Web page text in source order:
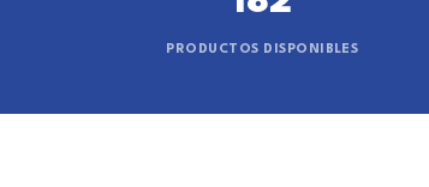
PRODUCTOS DISPONIBLES